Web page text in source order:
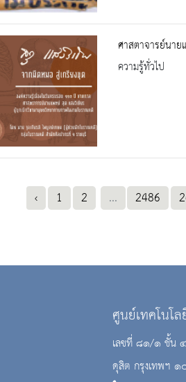
ศาสตาจารย์นา
ความรู้ทั่วไป
‹ 1 2 ... 2486
ศูนย์เทคโนโ
เลขที่ ๘๑/๑ ชั้น
ดุสิต กรุงเทพฯ